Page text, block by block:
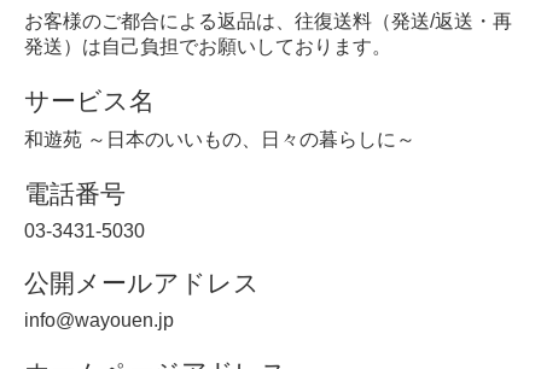
お客様のご都合による返品は、往復送料（発送/返送・再
発送）は自己負担でお願いしております。
サービス名
和遊苑 ～日本のいいもの、日々の暮らしに～
電話番号
03-3431-5030
公開メールアドレス
info@wayouen.jp